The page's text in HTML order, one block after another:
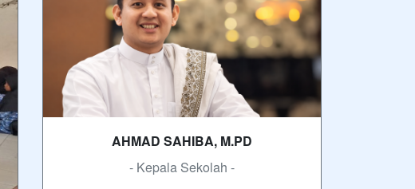
AHMAD SAHIBA, M.PD
- Kepala Sekolah -